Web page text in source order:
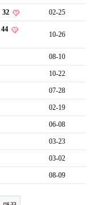
32 02-25
44
10-26
08-10
10-22
07-28
02-19
06-08
03-23
03-02
08-09